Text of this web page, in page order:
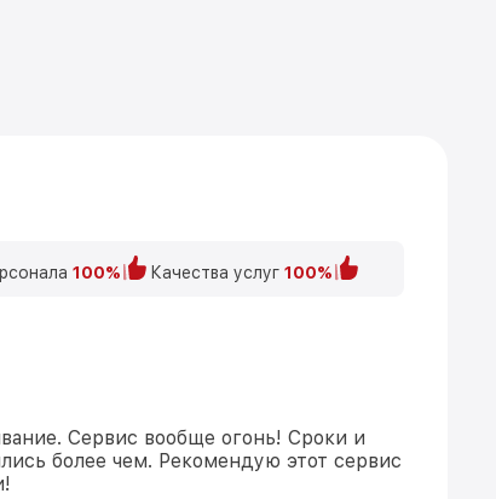
100% Качества услуг 100%
Сервис вообще огонь! Сроки и
более чем. Рекомендую этот сервис